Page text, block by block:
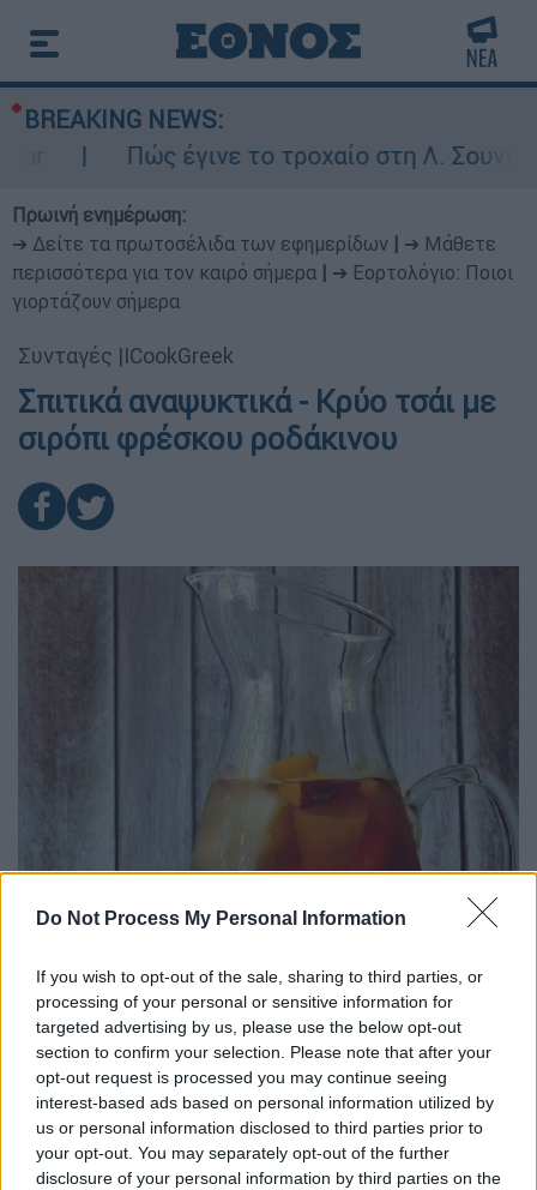
Do Not Process My Personal Information
If you wish to opt-out of the sale, sharing to third parties, or
processing of your personal or sensitive information for
targeted advertising by us, please use the below opt-out
section to confirm your selection. Please note that after your
opt-out request is processed you may continue seeing
interest-based ads based on personal information utilized by
us or personal information disclosed to third parties prior to
your opt-out. You may separately opt-out of the further
disclosure of your personal information by third parties on the
BREAKING NEWS:
Πώς έγινε το τροχαίο στη Λ.
Πρωινή ενημέρωση:
➔ Δείτε τα πρωτοσέλιδα των εφημερίδων
➔ Μάθετε
περισσότερα για τον καιρό σήμερα
➔ Εορτολόγιο: Ποιοι
γιορτάζουν σήμερα
Συνταγές |ICookGreek
Σπιτικά αναψυκτικά - Κρύο τσάι με
σιρόπι φρέσκου ροδάκινου
Εικόνες: ICookGreek
35' 8